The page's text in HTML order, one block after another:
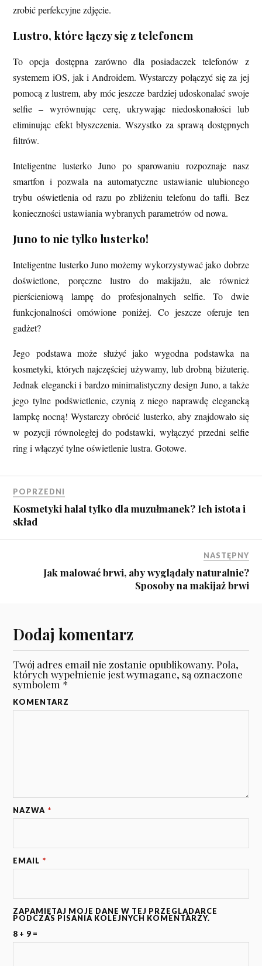
zrobić perfekcyjne zdjęcie.
Lustro, które łączy się z telefonem
To opcja dostępna zarówno dla posiadaczek telefonów z
systemem iOS, jak i Androidem. Wystarczy połączyć się za jej
pomocą z lustrem, aby móc jeszcze bardziej udoskonalać swoje
selfie – wyrównując cerę, ukrywając niedoskonałości lub
eliminując efekt błyszczenia. Wszystko za sprawą dostępnych
filtrów.
Inteligentne lusterko Juno po sparowaniu rozpoznaje nasz
smartfon i pozwala na automatyczne ustawianie ulubionego
trybu oświetlenia od razu po zbliżeniu telefonu do tafli. Bez
konieczności ustawiania wybranych parametrów od nowa.
Juno to nie tylko lusterko!
Inteligentne lusterko Juno możemy wykorzystywać jako dobrze
doświetlone, poręczne lustro do makijażu, ale również
pierścieniową lampę do profesjonalnych selfie. To dwie
funkcjonalności omówione poniżej. Co jeszcze oferuje ten
gadżet?
Jego podstawa może służyć jako wygodna podstawka na
kosmetyki, których najczęściej używamy, lub drobną biżuterię.
Jednak elegancki i bardzo minimalistyczny design Juno, a także
jego tylne podświetlenie, czynią z niego naprawdę elegancką
lampkę nocną! Wystarczy obrócić lusterko, aby znajdowało się
w pozycji równoległej do podstawki, wyłączyć przedni selfie
ring i włączyć tylne oświetlenie lustra. Gotowe.
POPRZEDNI
Kosmetyki halal tylko dla muzułmanek? Ich istota i
skład
NASTĘPNY
Jak malować brwi, aby wyglądały naturalnie?
Sposoby na makijaż brwi
Dodaj komentarz
Twój adres email nie zostanie opublikowany. Pola,
których wypełnienie jest wymagane, są oznaczone
symbolem*
KOMENTARZ
NAZWA *
EMAIL *
ZAPAMIĘTAJ MOJE DANE W TEJ PRZEGLĄDARCE
PODCZAS PISANIA KOLEJNYCH KOMENTARZY.
8 + 9 =